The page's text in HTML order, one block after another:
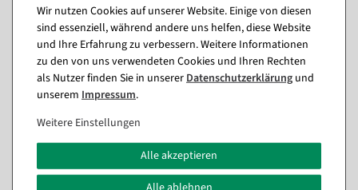
Passende Artikel zu diesem Produkt
%
Wir nutzen Cookies auf unserer Website. Einige von diesen
sind essenziell, während andere uns helfen, diese Website
und Ihre Erfahrung zu verbessern. Weitere Informationen
zu den von uns verwendeten Cookies und Ihren Rechten
als Nutzer finden Sie in unsererDaten­schutz­erklärung und
unserem Impressum.
Weitere Einstellungen
Alle akzeptieren